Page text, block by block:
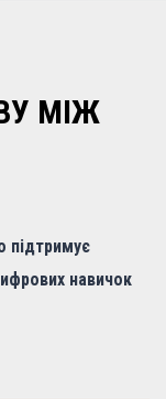
МІЖ
підтримує
навичок